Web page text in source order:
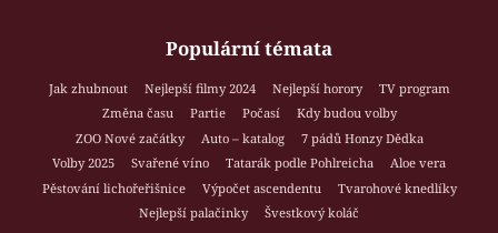
Populární témata
Jak zhubnout Nejlepší filmy 2024 Nejlepší horory
TV program
Změna času
Partie Počasí
Kdy budou volby
ZOO Nové začátky
Auto – katalog
7 pádů Honzy Dědka
Volby 2025
Svařené víno Tatarák podle Pohlreicha
Aloe vera
Pěstování lichořeřišnice
Výpočet ascendentu
Tvarohové knedlíky
Nejlepší palačinky
Švestkový koláč